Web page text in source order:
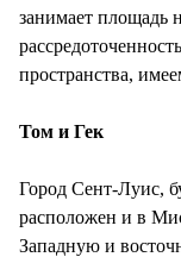
занимает площадь
пространства,
Том и Гек
Город Сент-Луис,
расположен и в
Западную и